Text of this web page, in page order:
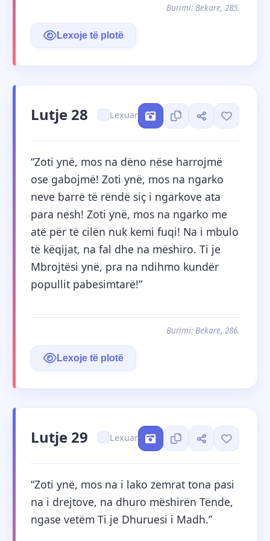
Burimi: Bekare, 285.
Lexoje të plotë
Lutje 28 Lexuar
“Zoti ynë, mos na dëno nëse harrojmë
ose gabojmë! Zoti ynë, mos na ngarko
neve barrë të rëndë siç i ngarkove ata
para nesh! Zoti ynë, mos na ngarko me
atë për të cilën nuk kemi fuqi! Na i mbulo
të këqijat, na fal dhe na mëshiro. Ti je
Mbrojtësi ynë, pra na ndihmo kundër
popullit pabesimtarë!”
Burimi: Bekare, 286.
Lexoje të plotë
Lutje 29 Lexuar
“Zoti ynë, mos na i lako zemrat tona pasi
na i drejtove, na dhuro mëshirën Tënde,
ngase vetëm Ti je Dhuruesi i Madh.”